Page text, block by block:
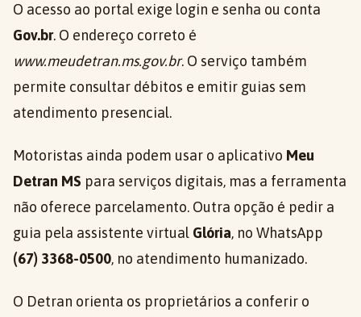
O acesso ao portal exige login e senha ou conta
Gov.br. O endereço correto é
www.meudetran.ms.gov.br. O serviço também
permite consultar débitos e emitir guias sem
atendimento presencial.
Motoristas ainda podem usar o aplicativo Meu
Detran MS para serviços digitais, mas a ferramenta
não oferece parcelamento. Outra opção é pedir a
guia pela assistente virtual Glória, no WhatsApp
(67) 3368-0500, no atendimento humanizado.
O Detran orienta os proprietários a conferir o